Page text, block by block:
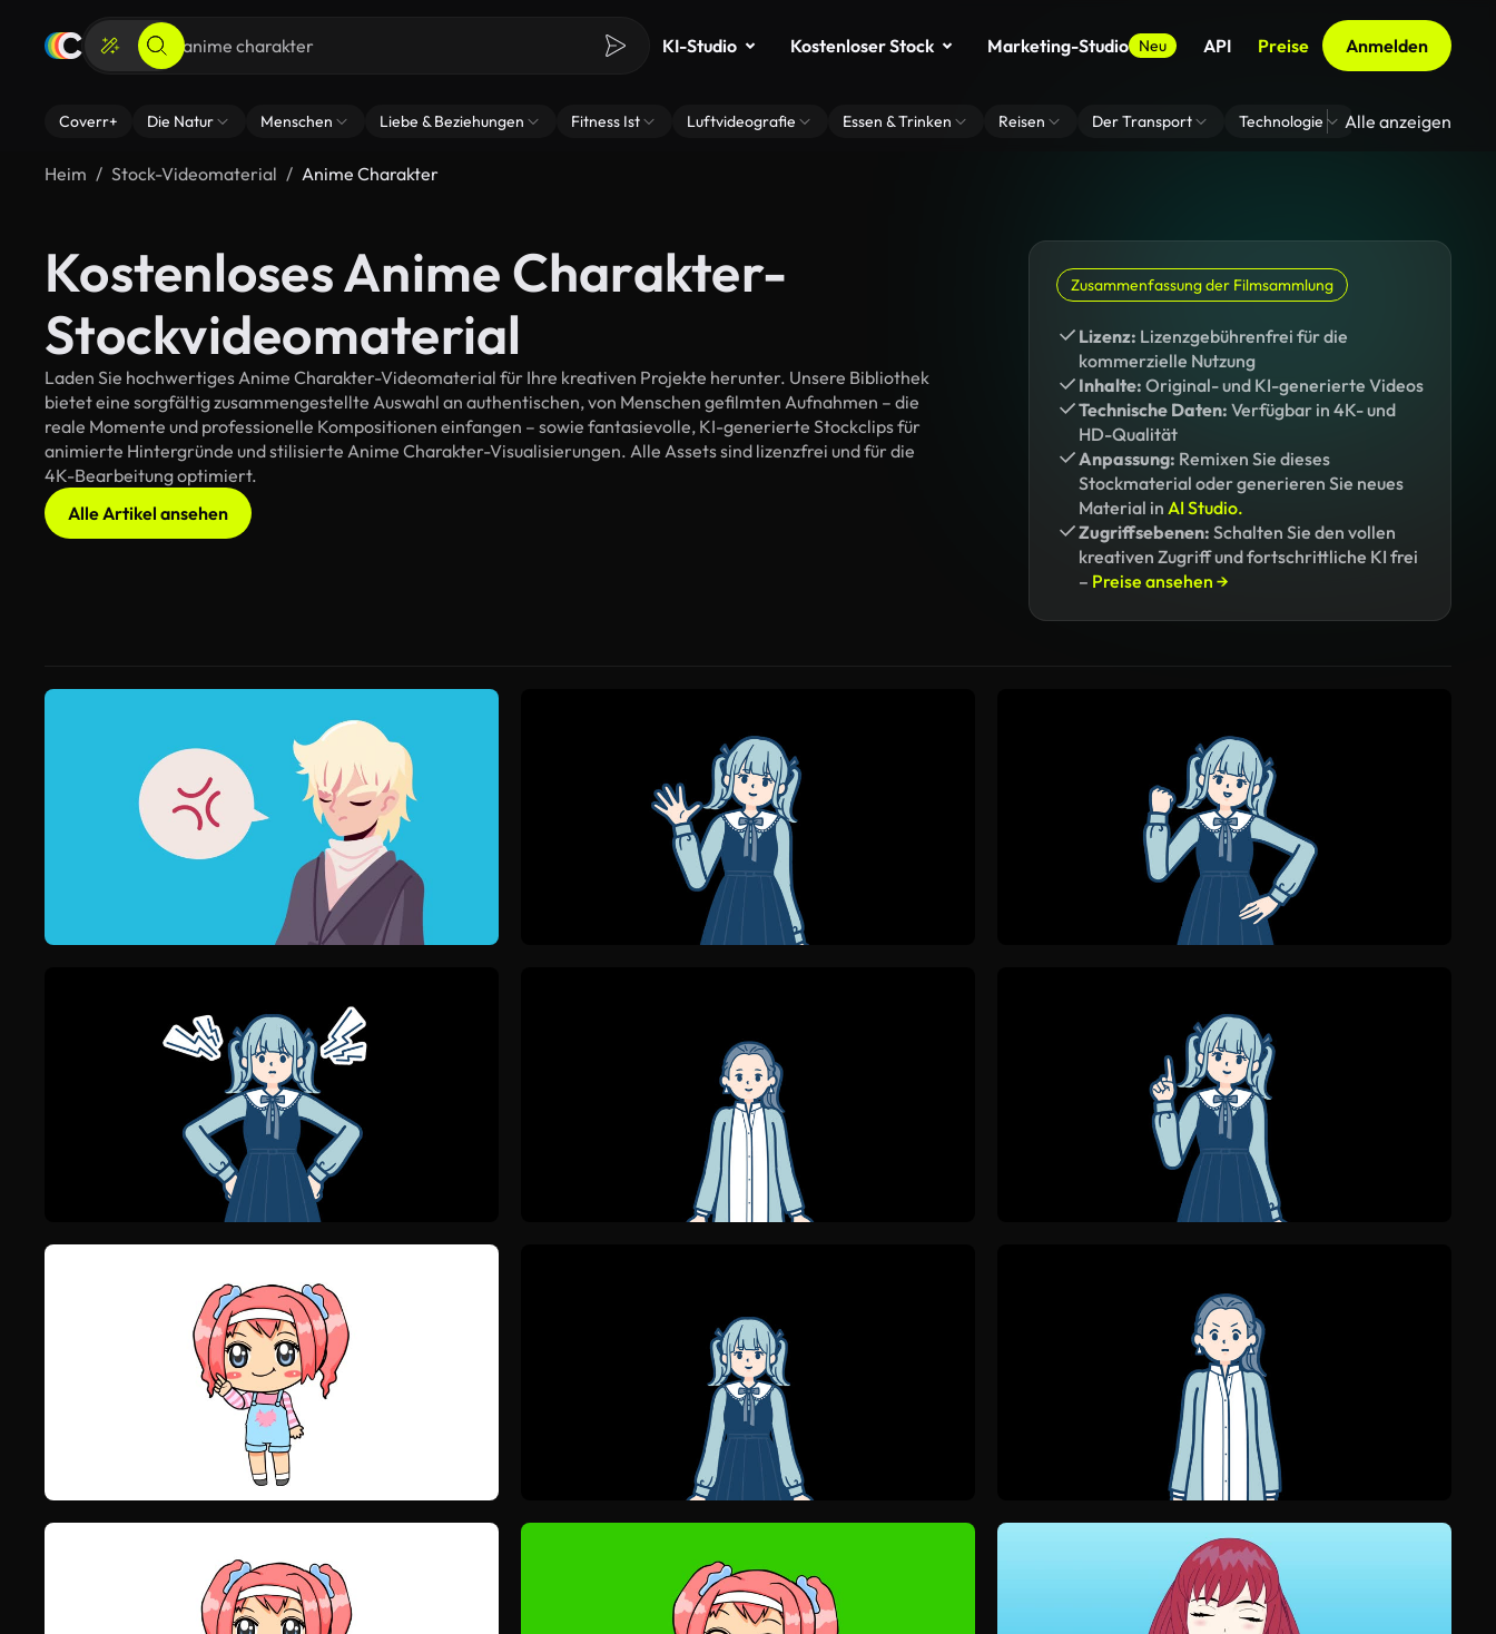
KI-Studio Kostenloser Stock Marketing-Studio Neu API Preise Anmelden
Coverr+ Die Natur Menschen Liebe & Beziehungen Fitness Ist Luftvideografie Essen & Trinken Reisen Der Transport Technologie Zoom Virtuelle
Alle anzeigen
Heim Stock-Videomaterial Anime Charakter
Kostenloses Anime Charakter-
Stockvideomaterial
Laden Sie hochwertiges Anime Charakter-Videomaterial für Ihre kreativen Projekte herunter. Unsere Bibliothek
bietet eine sorgfältig zusammengestellte Auswahl an authentischen, von Menschen gefilmten Aufnahmen – die
reale Momente und professionelle Kompositionen einfangen – sowie fantasievolle, KI-generierte Stockclips für
animierte Hintergründe und stilisierte Anime Charakter-Visualisierungen. Alle Assets sind lizenzfrei und für die
4K-Bearbeitung optimiert.
Alle Artikel ansehen
Zusammenfassung der Filmsammlung
Lizenz: Lizenzgebührenfrei für die
kommerzielle Nutzung
Inhalte: Original- und KI-generierte Videos
Technische Daten: Verfügbar in 4K- und
HD-Qualität
Anpassung: Remixen Sie dieses
Stockmaterial oder generieren Sie neues
Material in AI Studio.
Zugriffsebenen: Schalten Sie den vollen
kreativen Zugriff und fortschrittliche KI frei
– Preise ansehen →